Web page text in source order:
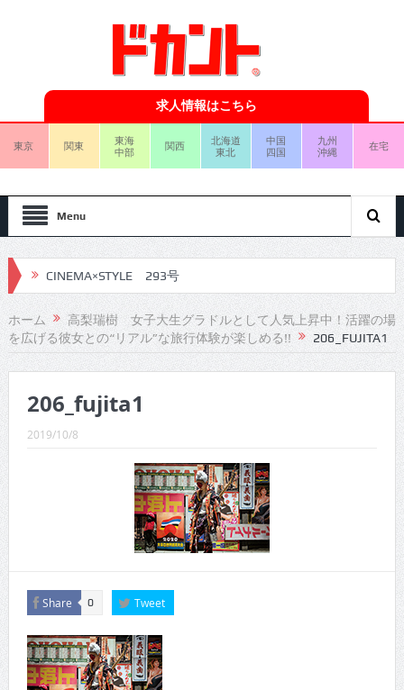
求人情報はこちら
東京 関東
東海
中部
関西
北海道
東北
中国
四国
九州
沖縄
在宅
Menu
CINEMA×STYLE 293号
CINEMA×STYLE 292号
CINEMA×STYLE 291号
CINEMA×STYLE 289号
CINEMA×STYLE 287号
CINEMA×STYLE 286号
CINEMA×STYLE 285号
ホーム
高梨瑞樹 女子大生グラドルとして人気上昇中！活躍の場
を広げる彼女との“リアル”な旅行体験が楽しめる!!
206_FUJITA1
206_fujita1
2019/10/8
Share 0 Tweet